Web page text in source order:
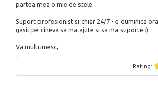
partea mea o mie de stele
Suport profesionist si chiar 24/7 - e duminica
gasit pe cineva sa ma ajute si sa ma suporte :)
Va multumesc,
Rating: